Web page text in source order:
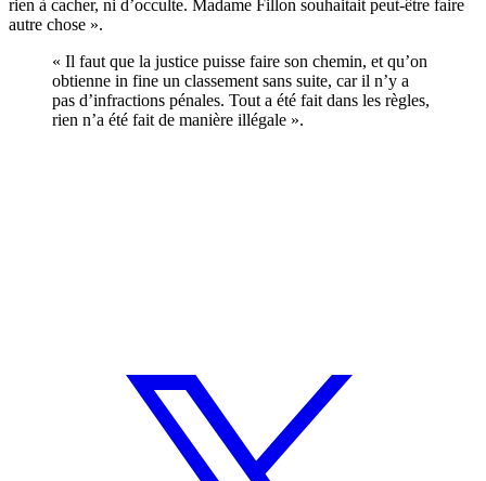
rien à cacher, ni d’occulte. Madame Fillon souhaitait peut-être faire
autre chose ».
« Il faut que la justice puisse faire son chemin, et qu’on
obtienne in fine un classement sans suite, car il n’y a
pas d’infractions pénales. Tout a été fait dans les règles,
rien n’a été fait de manière illégale ».